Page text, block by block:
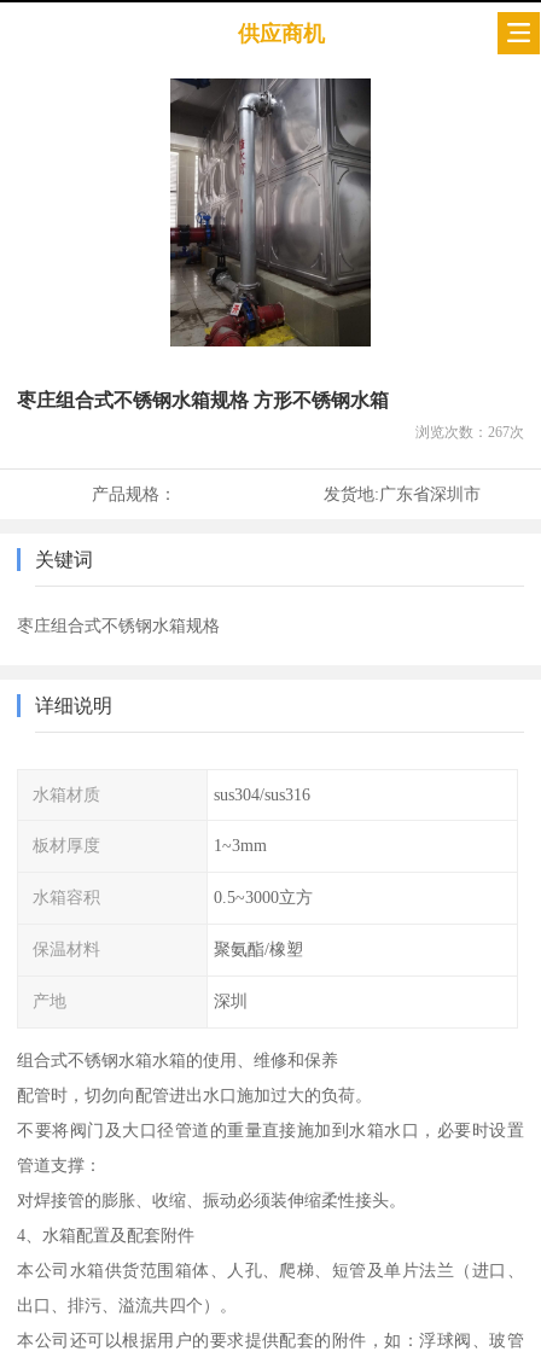
供应商机
枣庄组合式不锈钢水箱规格 方形不锈钢水箱
浏览次数： 267次
产品规格： 发货地:广东省深圳市
关键词
枣庄组合式不锈钢水箱规格
详细说明
水箱材质 sus304/sus316
板材厚度 1~3mm
水箱容积 0.5~3000立方
保温材料 聚氨酯/橡塑
产地 深圳
组合式不锈钢水箱水箱的使用、维修和保养
配管时，切勿向配管进出水口施加过大的负荷。
不要将阀门及大口径管道的重量直接施加到水箱水口，必要时设置
管道支撑：
对焊接管的膨胀、收缩、振动必须装伸缩柔性接头。
4、水箱配置及配套附件
本公司水箱供货范围箱体、人孔、爬梯、短管及单片法兰（进口、
出口、排污、溢流共四个）。
本公司还可以根据用户的要求提供配套的附件，如：浮球阀、玻管